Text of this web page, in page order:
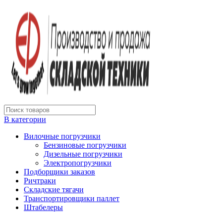
В категории
Вилочные погрузчики
Бензиновые погрузчики
Дизельные погрузчики
Электропогрузчики
Подборщики заказов
Ричтраки
Складские тягачи
Транспортировщики паллет
Штабелеры